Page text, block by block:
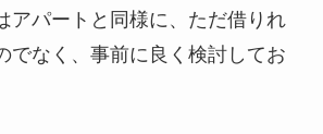
アパートと同様に、ただ借りれ
でなく、事前に良く検討してお